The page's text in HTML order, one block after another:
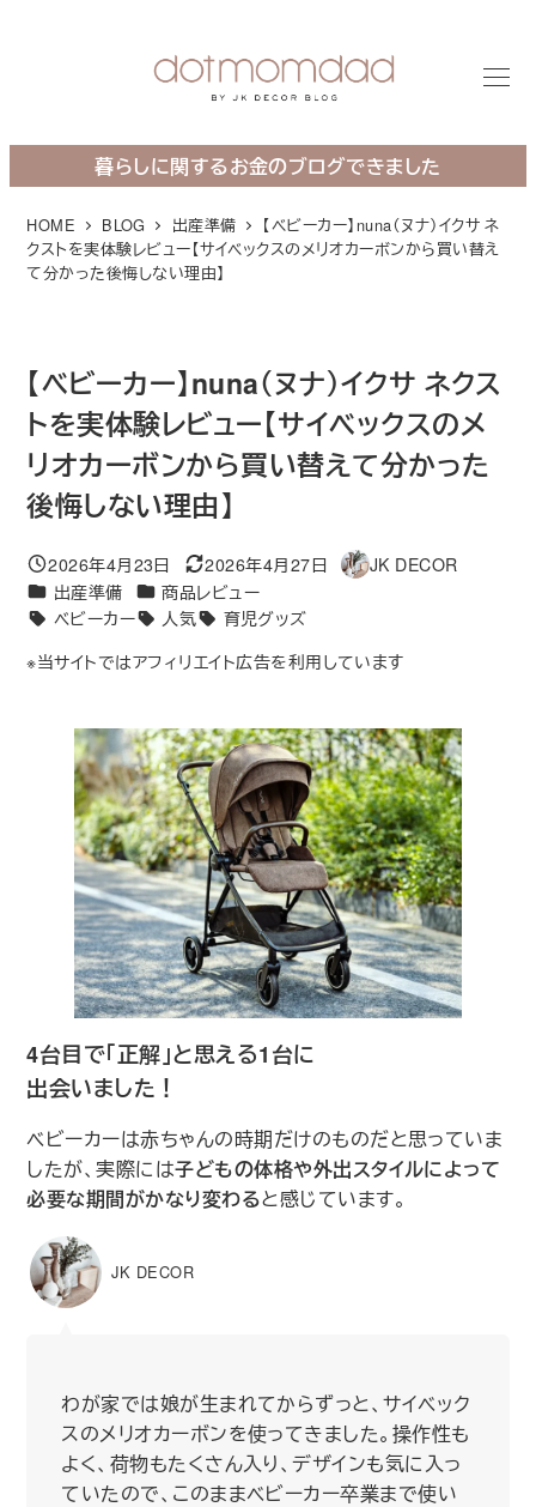
ン
へ
暮らしに関するお金のブログできました
HOME BLOG 出産準備
【ベビーカー】nuna（ヌナ）イクサ ネ
クストを実体験レビュー【サイベックスのメリオカーボンから買い替え
て分かった後悔しない理由】
【ベビーカー】nuna（ヌナ）イクサ ネクス
トを実体験レビュー【サイベックスのメ
リオカーボンから買い替えて分かった
後悔しない理由】
投稿日
2026年4月23日 更新日
2026年4月27日
著 JK DECOR
カテゴリー
出産準備 カテゴリー
商品レビュー
タグベビーカー 人気
育児グッズ
※当サイトではアフィリエイト広告を利用しています
4台目で｢正解 ｣と思える1台に
出会いました！
ベビーカーは赤ちゃんの時期だけのものだと思っていま
したが、実際には子どもの体格や外出スタイルによって
必要な期間がかなり変わると感じています。
JK DECOR
わが家では娘が生まれてからずっと、サイベック
スのメリオカーボンを使ってきました。操作性も
よく、荷物もたくさん入り、デザインも気に入っ
ていたので、このままベビーカー卒業まで使い